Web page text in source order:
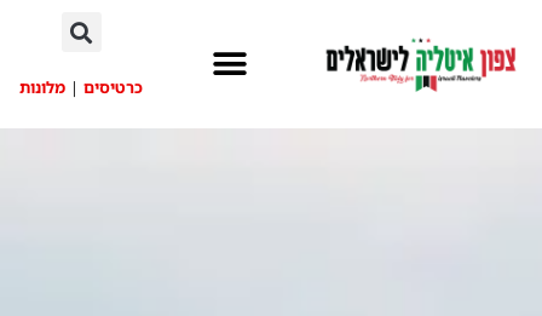
כרטיסים | מלונות